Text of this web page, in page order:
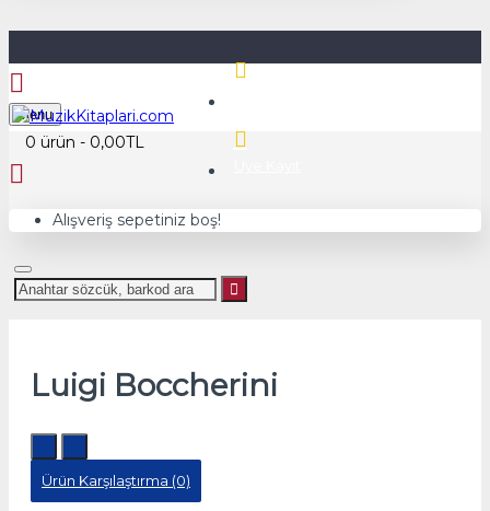
Menu
0 ürün - 0,00TL
Alışveriş sepetiniz boş!
Luigi Boccherini
Ürün Karşılaştırma (0)